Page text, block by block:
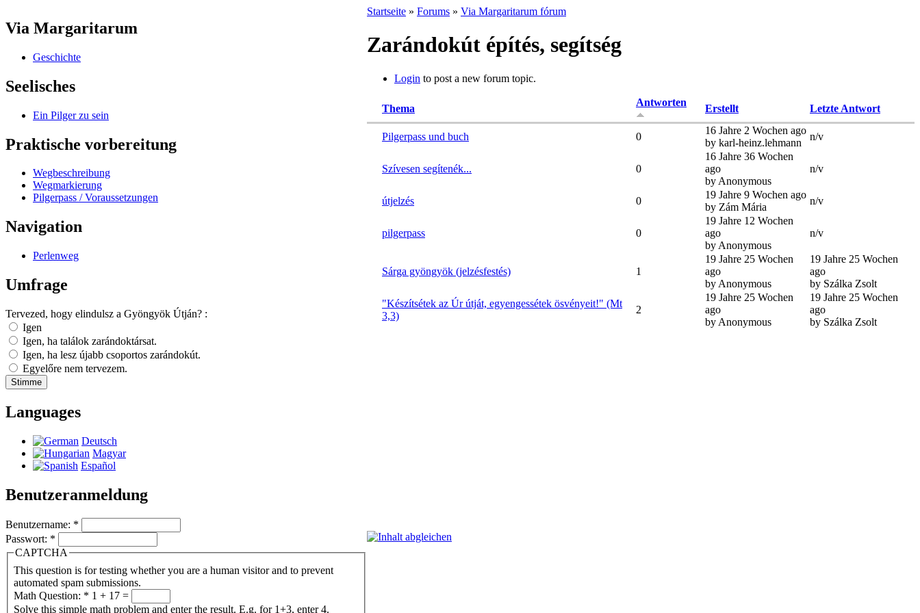
Via Margaritarum
Geschichte
Seelisches
Ein Pilger zu sein
Praktische vorbereitung
Wegbeschreibung
Wegmarkierung
Pilgerpass / Voraussetzungen
Navigation
Perlenweg
Umfrage
Tervezed, hogy elindulsz a Gyöngyök Útján? :
Igen
Igen, ha találok zarándoktársat.
Igen, ha lesz újabb csoportos zarándokút.
Egyelőre nem tervezem.
Languages
Deutsch
Magyar
Español
Benutzeranmeldung
Benutzername: *
Passwort: *
CAPTCHA
This question is for testing whether you are a human visitor and to prevent
automated spam submissions.
Math Question: * 1 + 17 =
Solve this simple math problem and enter the result. E.g. for 1+3, enter 4.
Startseite » Forums » Via Margaritarum fórum
Zarándokút építés, segítség
Login to post a new forum topic.
Thema
Antworten
Erstellt Letzte Antwort
Pilgerpass und buch 0
16 Jahre 2 Wochen ago
by karl-heinz.lehmann
n/v
Szívesen segítenék... 0
16 Jahre 36 Wochen
ago
by Anonymous
n/v
útjelzés 0
19 Jahre 9 Wochen ago
by Zám Mária
n/v
pilgerpass 0
19 Jahre 12 Wochen
ago
by Anonymous
n/v
Sárga gyöngyök (jelzésfestés) 1
19 Jahre 25 Wochen
ago
by Anonymous
19 Jahre 25 Wochen
ago
by Szálka Zsolt
"Készítsétek az Úr útját, egyengessétek ösvényeit!" (Mt
3,3)
2
19 Jahre 25 Wochen
ago
by Anonymous
19 Jahre 25 Wochen
ago
by Szálka Zsolt